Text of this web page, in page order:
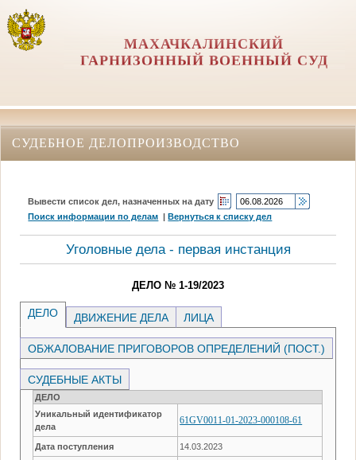
МАХАЧКАЛИНСКИЙ
ГАРНИЗОННЫЙ ВОЕННЫЙ СУД
СУДЕБНОЕ ДЕЛОПРОИЗВОДСТВО
Вывести список дел, назначенных на дату
Поиск информации по делам |Вернуться к списку дел
Уголовные дела - первая инстанция
ДЕЛО № 1-19/2023
ДЕЛО ДВИЖЕНИЕ ДЕЛА ЛИЦА
ОБЖАЛОВАНИЕ ПРИГОВОРОВ ОПРЕДЕЛЕНИЙ (ПОСТ.)
СУДЕБНЫЕ АКТЫ
ДЕЛО
Уникальный идентификатор
дела
61GV0011-01-2023-000108-61
Дата поступления 14.03.2023